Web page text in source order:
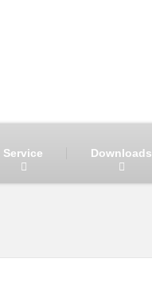
Service Downloads